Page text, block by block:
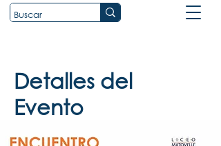
Detalles del
Evento